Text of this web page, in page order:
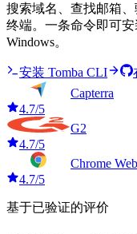
搜索域名、查找邮箱
终端。一条命令即可安
Windows。
安装 Tomba CLI
Capterra
4.7/5
G2
4.7/5
Chrome
4.7/5
基于已验证的评价